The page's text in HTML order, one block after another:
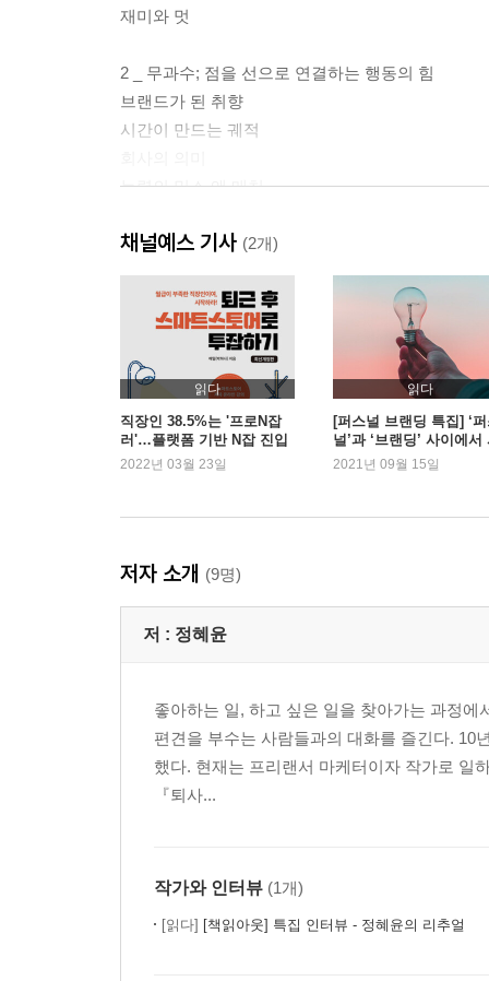
재미와 멋
2 _ 무과수; 점을 선으로 연결하는 행동의 힘
브랜드가 된 취향
시간이 만드는 궤적
능력의 믹스 앤 매치
시도하고, 실패하고, 기록하기
3 _ 박지호; 주관의 매력을 객관의 상품성으로
콘텐츠 메이커의 실험
혼자, 또 같이 일합니다
연결하는 전문성
좋아하는 일, 잘하는지 알고 싶다면
확신은 경험에서 나온다
일하면서 쉬고 쉬면서 일하기
불안하지만, 하고 싶으니까
우회로를 찾다
멈추는 힘, 지속하는 힘
달라야 멋있다
인생에는 일보다 중요한 것이 있다
채널예스 기사 (2개)
읽다
직장인 38.5%는 '프로N잡
러'…플랫폼 기반 N잡 진입
늘며 관련서 성장세
2022년 03월 23일
읽다
[퍼스널 브랜딩 특집] ‘
널’과 ‘브랜딩’ 사이에서
성거릴 때
2021년 09월 15일
저자 소개 (9명)
저 : 정혜윤
좋아하는 일, 하고 싶은 일을 찾아가는 과정
편견을 부수는 사람들과의 대화를 즐긴다. 10
했다. 현재는 프리랜서 마케터이자 작가로 일
『퇴사...
작가와 인터뷰 (1개)
[읽다] [책읽아웃] 특집 인터뷰 - 정혜윤의 리추얼